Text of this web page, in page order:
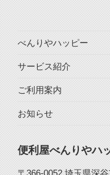
べんりやハッピー
サービス紹介
ご利用案内
お知らせ
便利屋べんりやハ
〒366-0052 埼玉県深